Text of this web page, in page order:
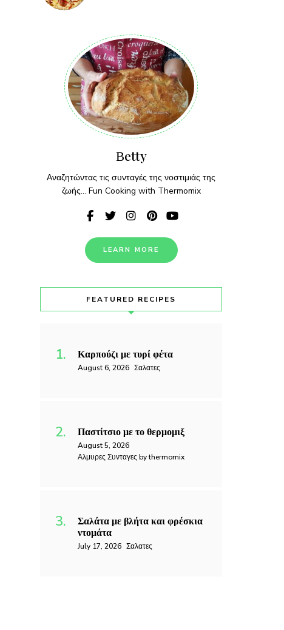
Βetty
Αναζητώντας τις συνταγές της νοστιμιάς της
ζωής... Fun Cooking with Thermomix
LEARN MORE
FEATURED RECIPES
Καρπούζι με τυρί φέτα
August 6, 2026 Σαλατες
Παστίτσιο με το θερμομιξ
August 5, 2026
Αλμυρες Συνταγες by thermomix
Σαλάτα με βλήτα και φρέσκια
ντομάτα
July 17, 2026 Σαλατες